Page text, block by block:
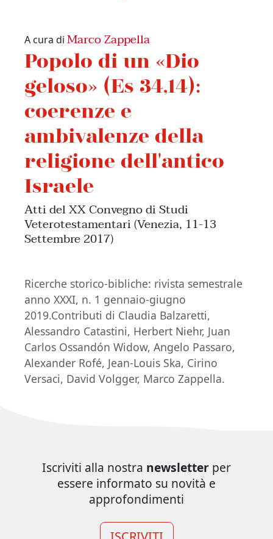
A cura di Marco Zappella
Popolo di un «Dio
geloso» (Es 34,14):
coerenze e
ambivalenze della
religione dell'antico
Israele
Atti del XX Convegno di Studi
Veterotestamentari (Venezia, 11-13
Settembre 2017)
Ricerche storico-bibliche: rivista semestrale
anno XXXI, n. 1 gennaio-giugno
2019.Contributi di Claudia Balzaretti,
Alessandro Catastini, Herbert Niehr, Juan
Carlos Ossandón Widow, Angelo Passaro,
Alexander Rofé, Jean-Louis Ska, Cirino
Versaci, David Volgger, Marco Zappella.
Iscriviti alla nostra newsletter per
essere informato su novità e
approfondimenti